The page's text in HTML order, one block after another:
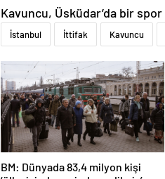
İstanbul İttifak Kavuncu
BM: Dünyada 83,4 milyon kişi
‘ülke içinde yerinden edilmiş’